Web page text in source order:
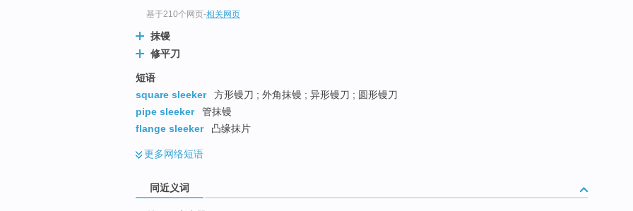
基于210个网页-相关网页
抹镘
修平刀
短语
square sleeker
方形镘刀 ; 外角抹镘 ; 异形镘刀 ; 圆形镘刀
pipe sleeker
管抹镘
flange sleeker
凸缘抹片
更多网络短语
同近义词